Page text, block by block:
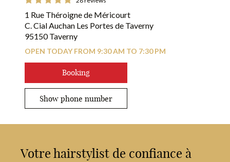
In your hairdressing salons Jean Louis David*
RESERVE YOUR COLOR!
1 Rue Théroigne de Méricourt
C. Cial Auchan Les Portes de Taverny
95150 Taverny
OPEN TODAY FROM 9:30 AM TO 7:30 PM
Booking
Show phone number
Votre hairstylist de confiance à